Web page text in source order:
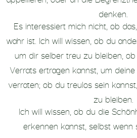
denken.
Es interessiert mich nicht, ob
wahr ist. lch will wissen, ob du
um dir selber treu zu bleiben,
Verrats ertragen kannst, um
verraten; ob du treulos sein
zu bleiben.
lch will wissen, ob du die
erkennen kannst, selbst